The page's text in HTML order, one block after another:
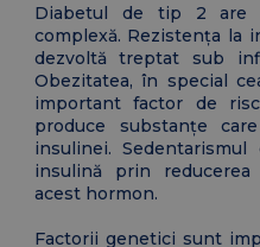
Diabetul de tip 2 are
complexă. Rezistența la
dezvoltă treptat sub
Obezitatea, în special
important factor de
produce substanțe
insulinei.
insulină prin
acest hormon.
Factorii genetici sunt